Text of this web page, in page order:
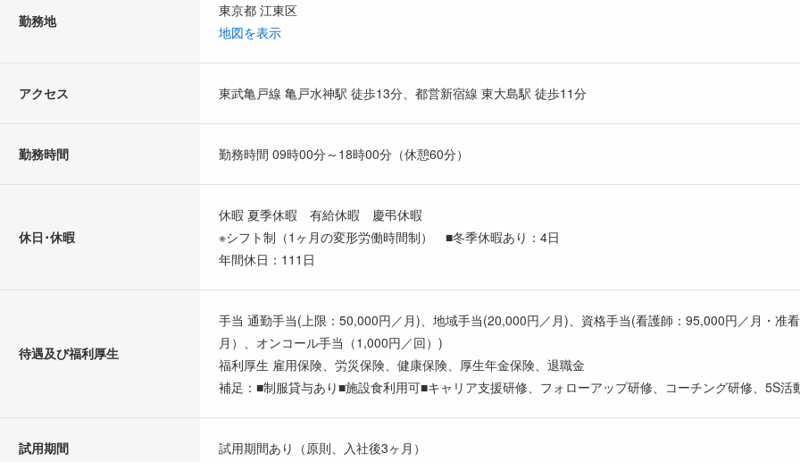
勤務地
東京都 江東区
地図を表示
アクセス 東武亀戸線 亀戸水神駅 徒歩13分、都営新宿線 東大島駅 徒歩11分
勤務時間 勤務時間 09時00分～18時00分（休憩60分）
休日･休暇
休暇 夏季休暇 有給休暇 慶弔休暇
※シフト制（1ヶ月の変形労働時間制） ■冬季休暇あり：4日
年間休日：111日
待遇及び福利厚生
手当 通勤手当(上限：50,000円／月)、地域手当(20,000円／月)、資格手当(看護師：95,000円／月・准
月）、オンコール手当（1,000円／回）)
福利厚生 雇用保険、労災保険、健康保険、厚生年金保険、退職金
補足：■制服貸与あり■施設食利用可■キャリア支援研修、フォローアップ研修、コーチング研修、5S
試用期間 試用期間あり（原則、入社後3ヶ月）